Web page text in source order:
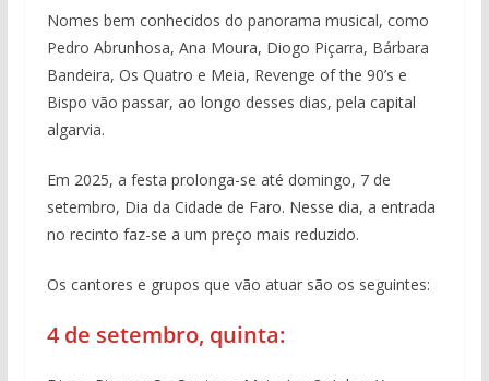
Nomes bem conhecidos do panorama musical, como
Pedro Abrunhosa, Ana Moura, Diogo Piçarra, Bárbara
Bandeira, Os Quatro e Meia, Revenge of the 90’s e
Bispo vão passar, ao longo desses dias, pela capital
algarvia.
Em 2025, a festa prolonga-se até domingo, 7 de
setembro, Dia da Cidade de Faro. Nesse dia, a entrada
no recinto faz-se a um preço mais reduzido.
Os cantores e grupos que vão atuar são os seguintes:
4 de setembro, quinta: